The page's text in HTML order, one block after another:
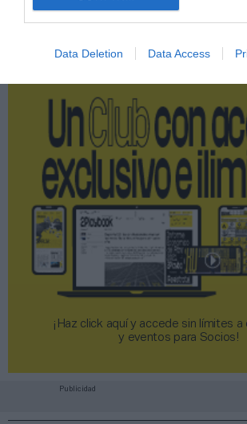
Data Deletion Data Access
2Playbook Club
¡Haz click aquí y accede sin límites
y eventos para Socios!​​​​​​​
Publicidad